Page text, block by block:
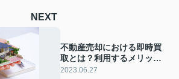
NEXT
不動産売却における即時買
取とは？利用するメリット
やデメリットをご紹介！
2023.06.27